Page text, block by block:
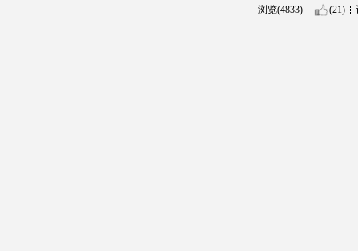
浏览(4833) (21)